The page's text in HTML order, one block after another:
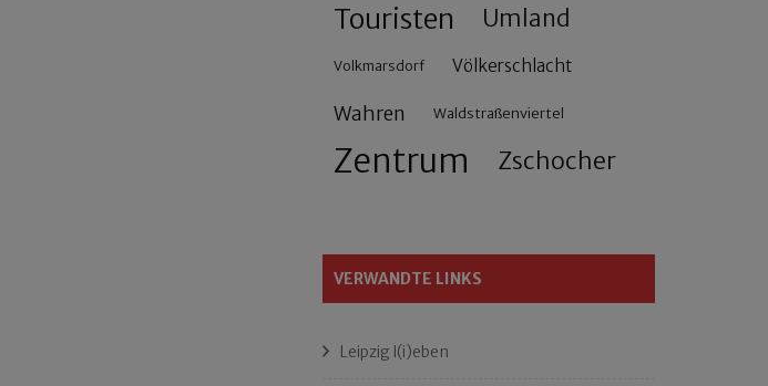
Touristen Umland
Volkmarsdorf Völkerschlacht
Wahren Waldstraßenviertel
Zentrum Zschocher
VERWANDTE LINKS
Leipzig l(i)eben